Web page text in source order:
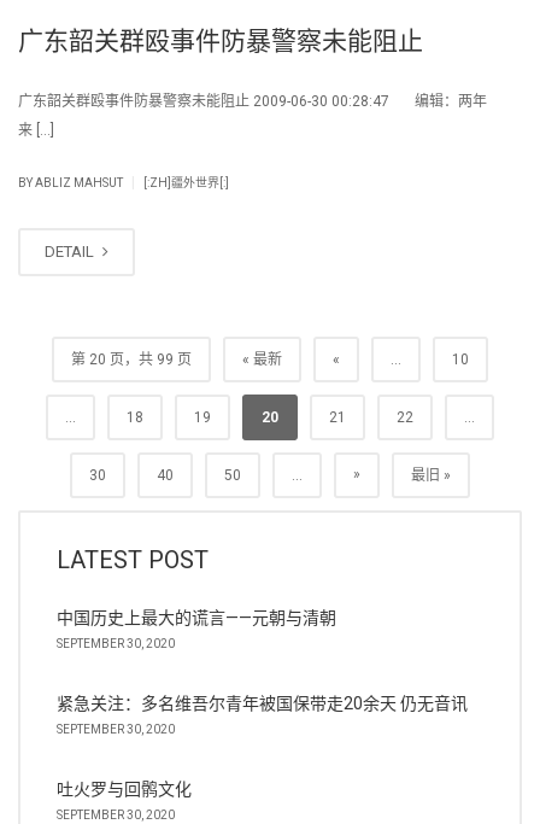
广东韶关群殴事件防暴警察未能阻止
广东韶关群殴事件防暴警察未能阻止 2009-06-30 00:28:47 编辑：两年
来 […]
BYABLIZ MAHSUT [:ZH]疆外世界[:]
DETAIL
第 20 页，共 99 页 « 最新 « ... 10
... 18 19 20 21 22 ...
30 40 50 ... » 最旧 »
LATEST POST
中国历史上最大的谎言——元朝与清朝
SEPTEMBER 30, 2020
紧急关注：多名维吾尔青年被国保带走20余天 仍无音讯
SEPTEMBER 30, 2020
吐火罗与回鹘文化
SEPTEMBER 30, 2020